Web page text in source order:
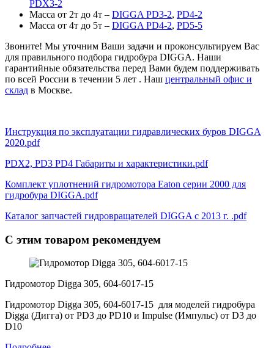
PDX3-2
Масса от 2т до 4т – DIGGA PD3-2, PD4-2
Масса от 4т до 5т – DIGGA PD4-2, PD5-5
Звоните! Мы уточним Ваши задачи и проконсультируем Вас
для правильного подбора гидробура DIGGA. Наши
гарантийные обязательства перед Вами будем поддерживать
по всей России в течении 5 лет . Наш центральный офис и
склад в Москве.
Инструкция по эксплуатации гидравлических буров DIGGA
2020.pdf
PDХ2, PD3 PD4 Габариты и характеристики.pdf
Комплект уплотнений гидромотора Eaton серии 2000 для
гидробура DIGGA.pdf
Каталог запчастей гидровращателей DIGGA c 2013 г. .pdf
С этим товаром рекомендуем
Гидромотор Digga 305, 604-6017-15
Гидромотор Digga 305, 604-6017-15 для моделей гидробура
Digga (Дигга) от PD3 до PD10 и Impulse (Импульс) от D3 до
D10